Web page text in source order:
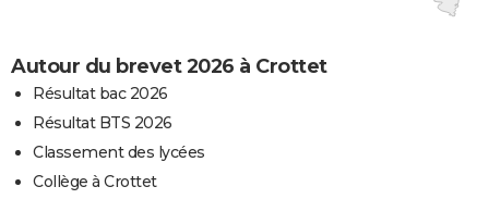
Autour du brevet 2026 à Crottet
Résultat bac 2026
Résultat BTS 2026
Classement des lycées
Collège à Crottet